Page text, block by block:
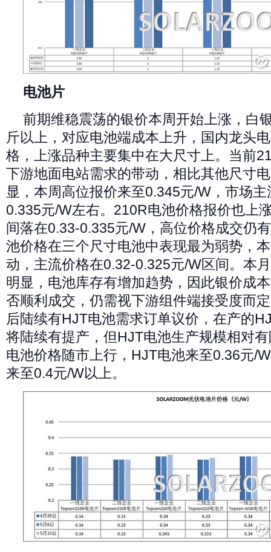
电池片
前期维稳震荡的银价本周开始上涨，白
斤以上，对应电池端成本上升，国内龙头
格，上涨品种主要集中在大尺寸上。当前
下游地面电站需求的带动，相比其他尺寸
显，本周高位报价来至0.345元/W，市场
0.335元/W左右。210R电池价格报价也上
间落在0.33-0.335元/W，高位价格成交仍
池价格在三个尺寸电池中表现最为弱势，
动，主流价格在0.32-0.325元/W区间。本
明显，电池库存有增加趋势，因此银价成
否顺利成交，仍需视下游组件端接受度而
后陆续有HJT电池需求订单议价，在产的
将陆续有提产，但HJT电池生产规模相对
电池价格随市上行，HJT电池来至0.36元/
来至0.4元/W以上。